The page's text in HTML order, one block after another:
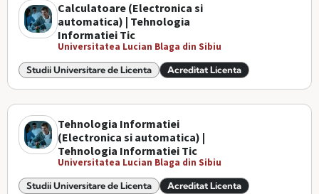
Calculatoare (Electronica si
automatica) | Tehnologia
Informatiei Tic
Universitatea Lucian Blaga din Sibiu
Studii Universitare de Licenta Acreditat Licenta
Tehnologia Informatiei
(Electronica si automatica) |
Tehnologia Informatiei Tic
Universitatea Lucian Blaga din Sibiu
Studii Universitare de Licenta Acreditat Licenta